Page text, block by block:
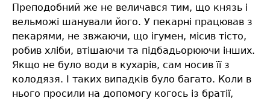
Преподобний же не величався тим, що князь і
вельможі шанували його. У пекарні працював з
пекарями, не звжаючи, що ігумен, місив тісто,
робив хліби, втішаючи та підбадьорюючи інших.
Якщо не було води в кухарів, сам носив її з
колодязя. І таких випадків було багато. Коли в
нього просили на допомогу когось із братії,